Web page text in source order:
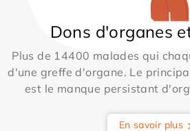
Dons d'organes
Plus de 14400 malades qui
d'une greffe d'organe. Le
est le manque persistant
En savoir plus